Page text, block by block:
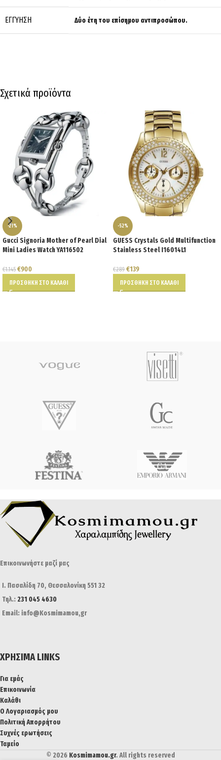
ΕΓΓΎΗΣΗ Δύο έτη του επίσημου αντιπροσώπου.
Σχετικά προϊόντα
-21%
Gucci Signoria Mother of Pearl Dial
Mini Ladies Watch YA116502
€1.145 €900
ΠΡΟΣΘΉΚΗ ΣΤΟ ΚΑΛΆΘΙ
-52%
GUESS Crystals Gold Multifunction
Stainless Steel I16014L1
€289 €139
ΠΡΟΣΘΉΚΗ ΣΤΟ ΚΑΛΆΘΙ
Επικοινωνήστε μαζί μας
Ι. Πασαλίδη 70, Θεσσαλονίκη 551 32
Τηλ.: 231 045 4630
Email: info@Kosmimamou,gr
ΧΡΉΣΙΜΑ LINKS
Για εμάς
Επικοινωνία
Καλάθι
Ο Λογαριασμός μου
Πολιτική Απορρήτου
Συχνές ερωτήσεις
Ταμείο
© 2026 Kosmimamou.gr. All rights reserved